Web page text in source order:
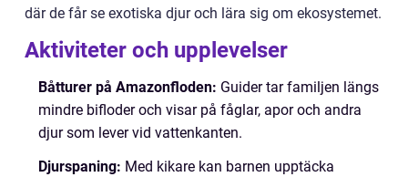
där de får se exotiska djur och lära sig om ekosystemet.
Aktiviteter och upplevelser
Båtturer på Amazonfloden: Guider tar familjen längs
mindre bifloder och visar på fåglar, apor och andra
djur som lever vid vattenkanten.
Djurspaning: Med kikare kan barnen upptäcka